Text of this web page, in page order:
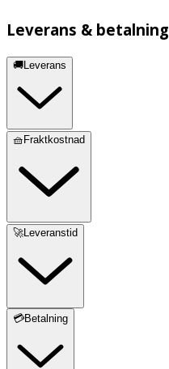
Leverans & betalning
🚚Leverans
🧺Fraktkostnad
🚀Leveranstid
💳Betalning